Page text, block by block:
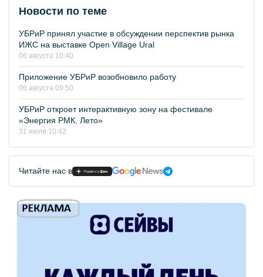
Новости по теме
УБРиР принял участие в обсуждении перспектив рынка
ИЖС на выставке Open Village Ural
06 августа 10:40
Приложение УБРиР возобновило работу
06 августа 09:50
УБРиР откроет интерактивную зону на фестивале
«Энергия РМК. Лето»
31 июля 10:42
Читайте нас в